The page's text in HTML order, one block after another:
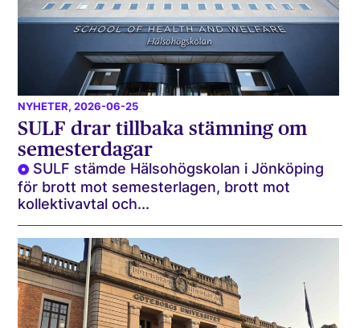
NYHETER, 2026-06-25
SULF drar tillbaka stämning om
semesterdagar
SULF stämde Hälsohögskolan i Jönköping
för brott mot semesterlagen, brott mot
kollektivavtal och...